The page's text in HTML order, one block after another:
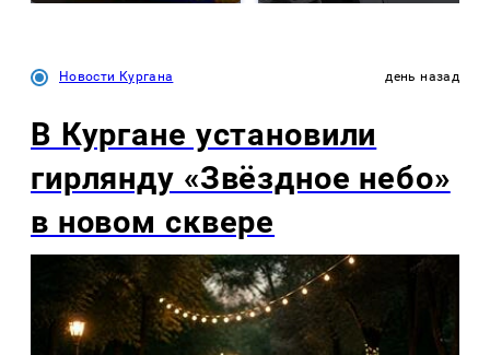
Новости Кургана день назад
В Кургане установили
гирлянду «Звёздное небо»
в новом сквере